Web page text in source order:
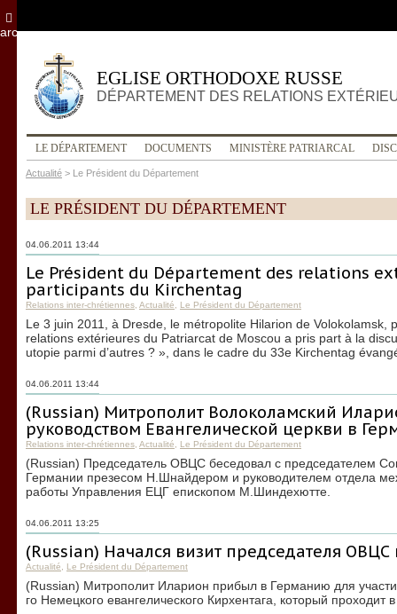
EGLISE ORTHODOXE RUSSE
DÉPARTEMENT DES RELATIONS
LE DÉPARTEMENT DOCUMENTS MINISTÈRE PATRIARCAL
Actualité > Le Président du Département
LE PRÉSIDENT DU DÉPARTEMENT
04.06.2011 13:44
Le Président du Département des relations
participants du Kirchentag
Relations inter-chrétiennes Actualité Le Président du Département
Le 3 juin 2011, à Dresde, le métropolite Hilarion de Volokolamsk,
relations extérieures du Patriarcat de Moscou a pris part à la
utopie parmi d’autres ? », dans le cadre du 33e Kirchentag
04.06.2011 13:44
(Russian) Митрополит Волоколамский
руководством Евангелической церкви в
Relations inter-chrétiennes Actualité Le Président du Département
(Russian) Председатель ОВЦС беседовал с председателем
Германии презесом Н.Шнайдером и руководителем отдела
работы Управления ЕЦГ епископом М.Шиндехютте.
04.06.2011 13:25
(Russian) Начался визит председателя
Actualité Le Président du Département
(Russian) Митрополит Иларион прибыл в Германию для
го Немецкого евангелического Кирхентага, который
archives